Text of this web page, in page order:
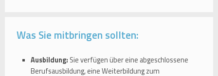
Was Sie mitbringen sollten:
Ausbildung: Sie verfügen über eine abgeschlossene
Berufsausbildung, eine Weiterbildung zum